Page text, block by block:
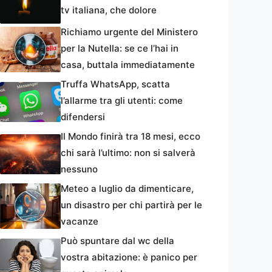
tv italiana, che dolore
Richiamo urgente del Ministero
per la Nutella: se ce l’hai in
casa, buttala immediatamente
Truffa WhatsApp, scatta
l’allarme tra gli utenti: come
difendersi
Il Mondo finirà tra 18 mesi, ecco
chi sarà l’ultimo: non si salverà
nessuno
Meteo a luglio da dimenticare,
un disastro per chi partirà per le
vacanze
Può spuntare dal wc della
vostra abitazione: è panico per